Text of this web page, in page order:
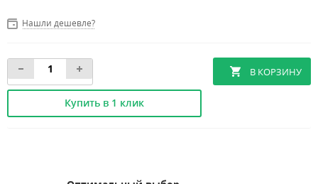
Нашли дешевле?
Купить в 1 клик